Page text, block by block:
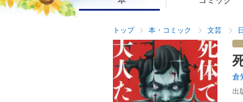
トップ 本・コミック 文芸
倉
出